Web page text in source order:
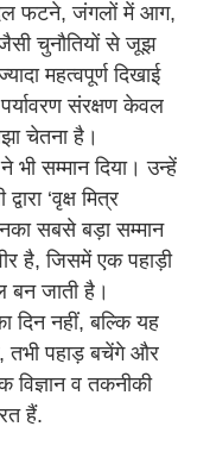
फटने, जंगलों में आग,
चुनौतियों से जूझ
महत्वपूर्ण दिखाई
संरक्षण केवल
चेतना है।
भी सम्मान दिया। उन्हें
‘वृक्ष मित्र
सबसे बड़ा सम्मान
है, जिसमें एक पहाड़ी
बन जाती है।
दिन नहीं, बल्कि यह
पहाड़ बचेंगे और
विज्ञान व तकनीकी
हैं.